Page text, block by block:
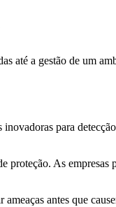
até a gestão de um
para
As empresas
antes que